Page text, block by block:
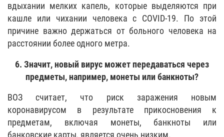
вдыхании мелких капель, которые выделяются при
кашле или чихании человека с COVID-19. По этой
причине важно держаться от больного человека на
расстоянии более одного метра.
6. Значит, новый вирус может передаваться через
предметы, например, монеты или банкноты?
ВОЗ считает, что риск заражения новым
коронавирусом в результате прикосновения к
предметам, включая монеты, банкноты или
банковские карты, является очень низким.